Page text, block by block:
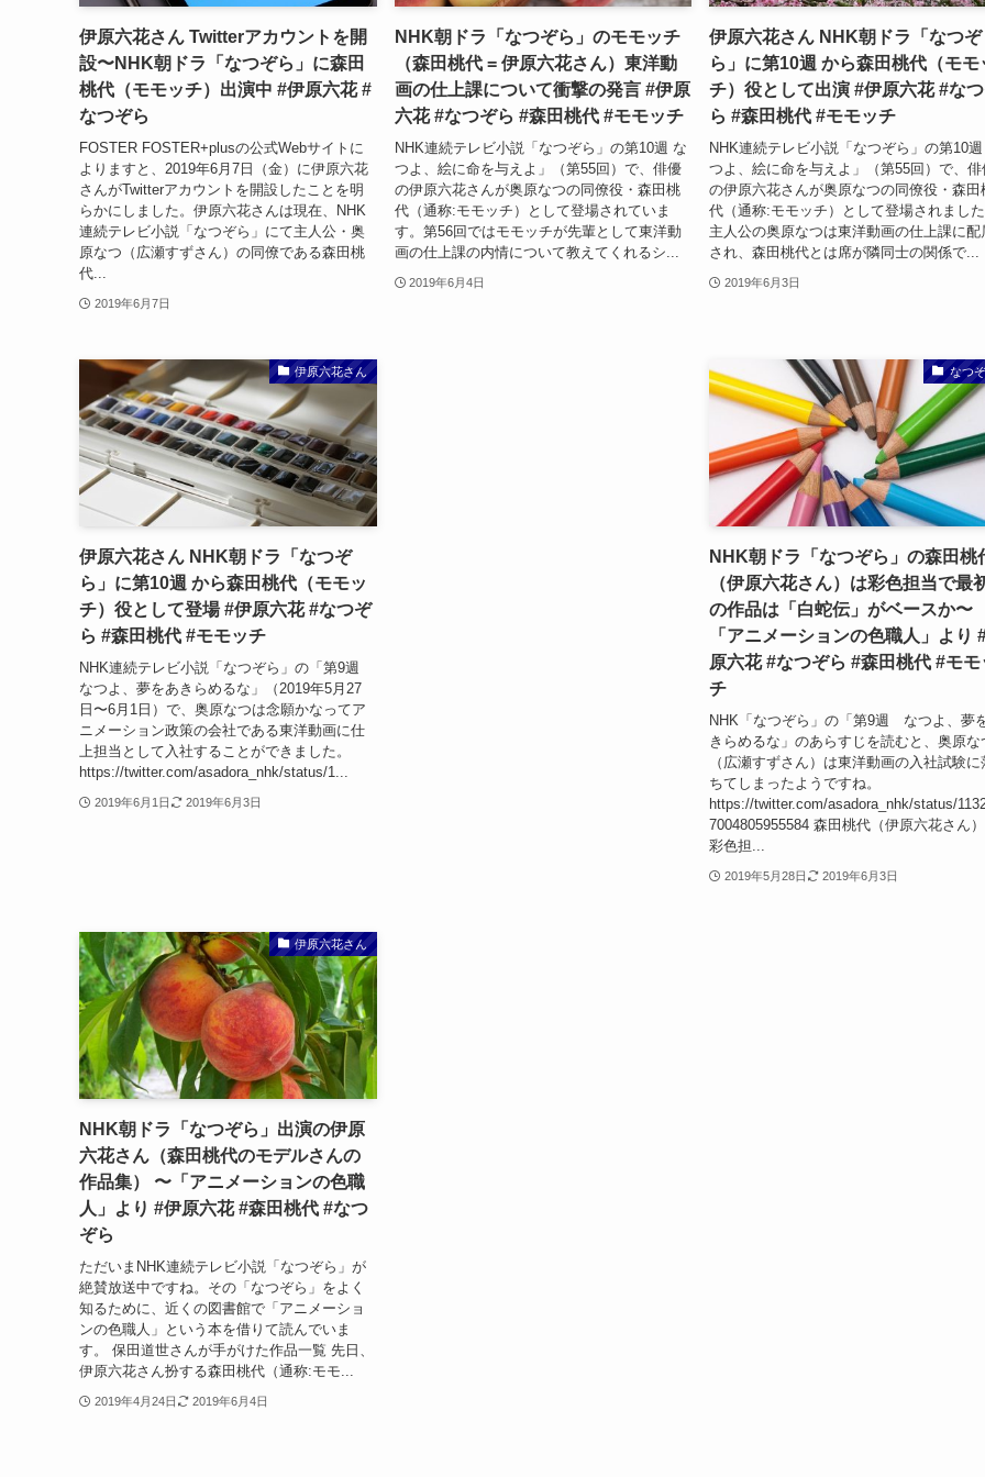
伊原六花さん Twitterアカウントを開
設〜NHK朝ドラ「なつぞら」に森田
桃代（モモッチ）出演中 #伊原六花 #
なつぞら
FOSTER FOSTER+plusの公式Webサイトに
よりますと、2019年6月7日（金）に伊原六花
さんがTwitterアカウントを開設したことを明
らかにしました。伊原六花さんは現在、NHK
連続テレビ小説「なつぞら」にて主人公・奥
原なつ（広瀬すずさん）の同僚である森田桃
代...
2019年6月7日
NHK朝ドラ「なつぞら」のモモッチ
（森田桃代 = 伊原六花さん）東洋動
画の仕上課について衝撃の発言 #伊原
六花 #なつぞら #森田桃代 #モモッチ
NHK連続テレビ小説「なつぞら」の第10週 な
つよ、絵に命を与えよ」（第55回）で、俳優
の伊原六花さんが奥原なつの同僚役・森田桃
代（通称:モモッチ）として登場されていま
す。第56回ではモモッチが先輩として東洋動
画の仕上課の内情について教えてくれるシ...
2019年6月4日
伊原六花さん NHK朝ドラ「なつぞ
ら」に第10週 から森田桃代（モモ
チ）役として出演 #伊原六花 #な
ら #森田桃代 #モモッチ
NHK連続テレビ小説「なつぞら」の第10
つよ、絵に命を与えよ」（第55回）で、俳
の伊原六花さんが奥原なつの同僚役・森田
代（通称:モモッチ）として登場されまし
主人公の奥原なつは東洋動画の仕上課に配
され、森田桃代とは席が隣同士の関係で...
2019年6月3日
伊原六花さん
伊原六花さん NHK朝ドラ「なつぞ
ら」に第10週 から森田桃代（モモッ
チ）役として登場 #伊原六花 #なつぞ
ら #森田桃代 #モモッチ
NHK連続テレビ小説「なつぞら」の「第9週
なつよ、夢をあきらめるな」（2019年5月27
日〜6月1日）で、奥原なつは念願かなってア
ニメーション政策の会社である東洋動画に仕
上担当として入社することができました。
https://twitter.com/asadora_nhk/status/1...
2019年6月1日 2019年6月3日
なつ
NHK朝ドラ「なつぞら」の森田桃
（伊原六花さん）は彩色担当で最
の作品は「白蛇伝」がベースか〜
「アニメーションの色職人」より
原六花 #なつぞら #森田桃代 #モモ
チ
NHK「なつぞら」の「第9週 なつよ、夢
きらめるな」のあらすじを読むと、奥原な
（広瀬すずさん）は東洋動画の入社試験に
ちてしまったようですね。
https://twitter.com/asadora_nhk/status/
7004805955584 森田桃代（伊原六花さん
彩色担...
2019年5月28日 2019年6月3日
伊原六花さん
NHK朝ドラ「なつぞら」出演の伊原
六花さん（森田桃代のモデルさんの
作品集） 〜「アニメーションの色職
人」より #伊原六花 #森田桃代 #なつ
ぞら
ただいまNHK連続テレビ小説「なつぞら」が
絶賛放送中ですね。その「なつぞら」をよく
知るために、近くの図書館で「アニメーショ
ンの色職人」という本を借りて読んでいま
す。 保田道世さんが手がけた作品一覧 先日、
伊原六花さん扮する森田桃代（通称:モモ...
2019年4月24日 2019年6月4日